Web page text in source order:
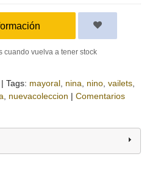
cuando vuelva a tener stock
| Tags: mayoral nina nino vailets
nuevacoleccion | Comentarios